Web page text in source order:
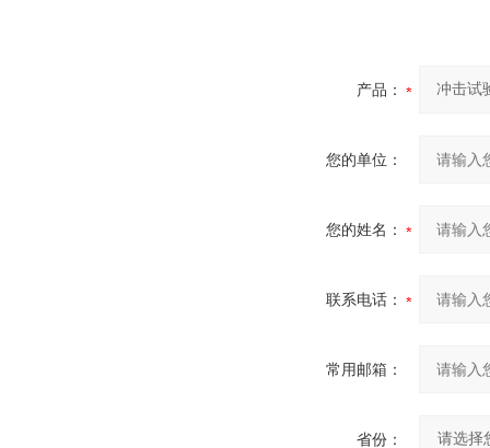
产品：
您的单位：
您的姓名：
联系电话：
常用邮箱：
省份：